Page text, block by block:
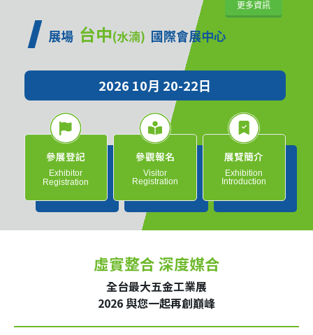
更多資訊
展場 台中(水湳) 國際會展中心
2026 10月 20-22日
參展登記
Exhibitor
Registration
參觀報名
Visitor
Registration
展覽簡介
Exhibition
Introduction
虛實整合 深度媒合
全台最大五金工業展
2026 與您一起再創巔峰